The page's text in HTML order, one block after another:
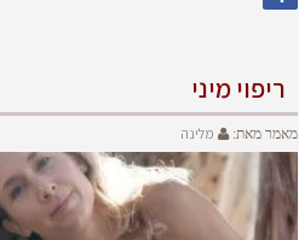
ריפוי מיני
מאמר מאת: מלינה